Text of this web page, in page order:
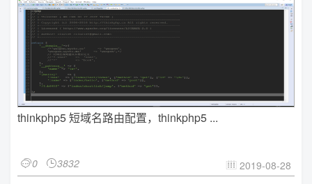
thinkphp5 短域名路由配置，thinkphp5 ...
0 3832  2019-08-28